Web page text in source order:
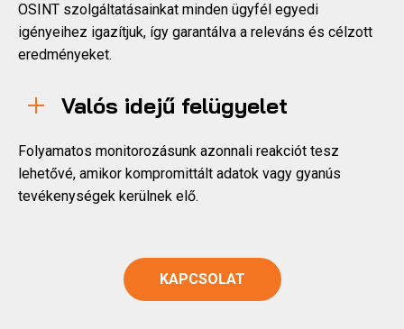
OSINT szolgáltatásainkat minden ügyfél egyedi
igényeihez igazítjuk, így garantálva a releváns és célzott
eredményeket.
Valós idejű felügyelet
Folyamatos monitorozásunk azonnali reakciót tesz
lehetővé, amikor kompromittált adatok vagy gyanús
tevékenységek kerülnek elő.
KAPCSOLAT